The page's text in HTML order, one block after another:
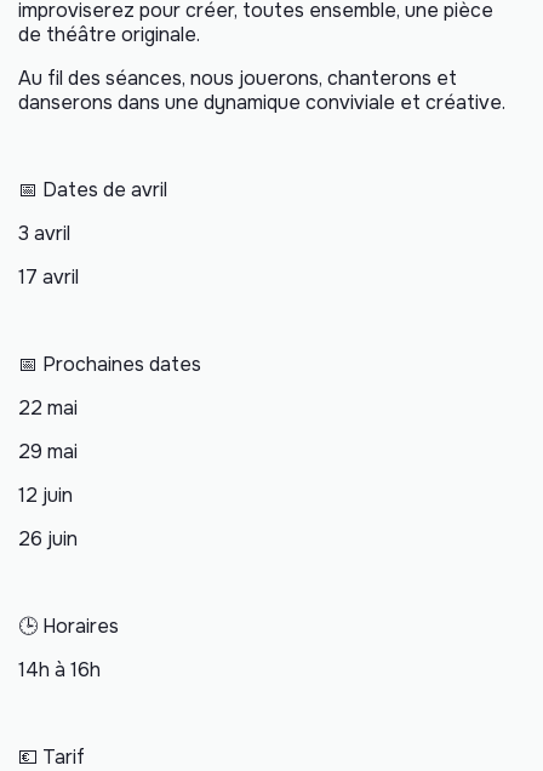
improviserez pour créer, toutes ensemble, une pièce
de théâtre originale.
Au fil des séances, nous jouerons, chanterons et
danserons dans une dynamique conviviale et créative.
📅 Dates de avril
3 avril
17 avril
📅 Prochaines dates
22 mai
29 mai
12 juin
26 juin
🕒 Horaires
14h à 16h
💶 Tarif